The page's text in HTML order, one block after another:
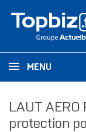
MENU
LAUT AERO
protection